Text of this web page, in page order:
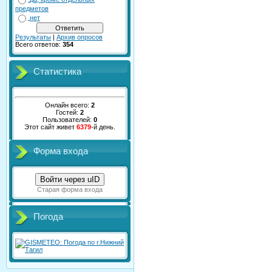
предметов
нет
Результаты | Архив опросов
Всего ответов: 354
Статистика
Онлайн всего: 2
Гостей: 2
Пользователей: 0
Этот сайт живет 6379-й день.
Форма входа
Войти через uID
Старая форма входа
Погода